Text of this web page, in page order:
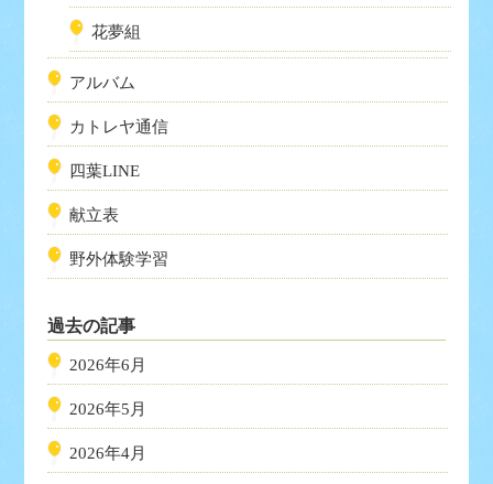
花夢組
アルバム
カトレヤ通信
四葉LINE
献立表
野外体験学習
過去の記事
2026年6月
2026年5月
2026年4月